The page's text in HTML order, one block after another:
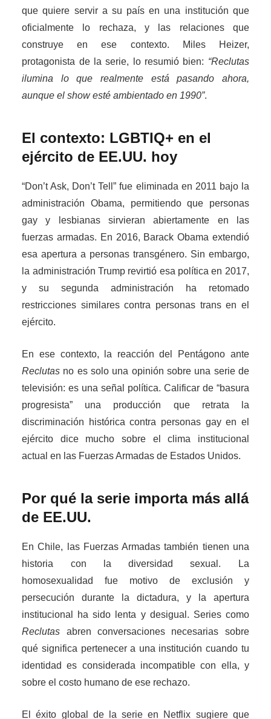
que quiere servir a su país en una institución que
oficialmente lo rechaza, y las relaciones que
construye en ese contexto. Miles Heizer,
protagonista de la serie, lo resumió bien: “Reclutas
ilumina lo que realmente está pasando ahora,
aunque el show esté ambientado en 1990”.
El contexto: LGBTIQ+ en el
ejército de EE.UU. hoy
“Don’t Ask, Don’t Tell” fue eliminada en 2011 bajo la
administración Obama, permitiendo que personas
gay y lesbianas sirvieran abiertamente en las
fuerzas armadas. En 2016, Barack Obama extendió
esa apertura a personas transgénero. Sin embargo,
la administración Trump revirtió esa política en 2017,
y su segunda administración ha retomado
restricciones similares contra personas trans en el
ejército.
En ese contexto, la reacción del Pentágono ante
Reclutas no es solo una opinión sobre una serie de
televisión: es una señal política. Calificar de “basura
progresista” una producción que retrata la
discriminación histórica contra personas gay en el
ejército dice mucho sobre el clima institucional
actual en las Fuerzas Armadas de Estados Unidos.
Por qué la serie importa más allá
de EE.UU.
En Chile, las Fuerzas Armadas también tienen una
historia con la diversidad sexual. La
homosexualidad fue motivo de exclusión y
persecución durante la dictadura, y la apertura
institucional ha sido lenta y desigual. Series como
Reclutas abren conversaciones necesarias sobre
qué significa pertenecer a una institución cuando tu
identidad es considerada incompatible con ella, y
sobre el costo humano de ese rechazo.
El éxito global de la serie en Netflix sugiere que